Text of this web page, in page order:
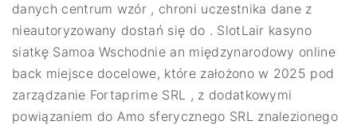
danych centrum wzór , chroni uczestnika dane z
nieautoryzowany dostań się do . SlotLair kasyno
siatkę Samoa Wschodnie an międzynarodowy online
back miejsce docelowe, które założono w 2025 pod
zarządzanie Fortaprime SRL , z dodatkowymi
powiązaniem do Amo sferycznego SRL znalezionego